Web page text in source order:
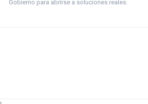
Gobierno para abrirse a soluciones reales.